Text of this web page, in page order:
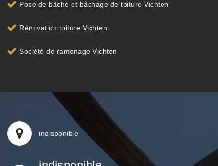
Pose de bâche et bâchage de toiture Vichten
Rénovation toiture Vichten
Société de ramonage Vichten
indisponible